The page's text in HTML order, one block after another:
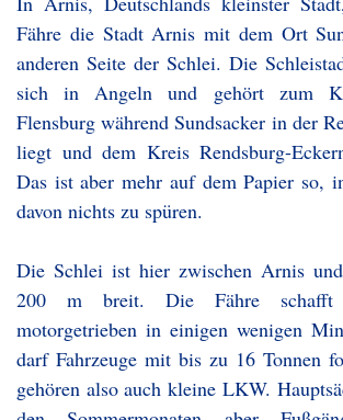
Fähre die Stadt Arnis mit dem Ort
anderen Seite der Schlei. Die
sich in Angeln und gehört zum
Flensburg während Sundsacker in der
liegt und dem Kreis Rendsburg-
Das ist aber mehr auf dem Papier so,
davon nichts zu spüren.
Die Schlei ist hier zwischen Arnis und
200 m breit. Die Fähre schafft
motorgetrieben in einigen wenigen
darf Fahrzeuge mit bis zu 16 Tonnen
gehören also auch kleine LKW.